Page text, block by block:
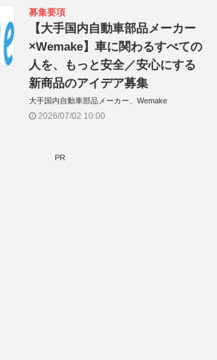
募集要項
【大手国内自動車部品メーカー
×Wemake】車に関わるすべての
人を、もっと安全／安心にする
新商品のアイデア募集
大手国内自動車部品メーカー、Wemake
2026/07/02 10:00
PR